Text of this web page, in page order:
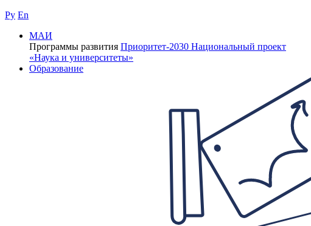
Ру En
МАИ
Программы развития Приоритет-2030 Национальный проект
«Наука и университеты»
Образование